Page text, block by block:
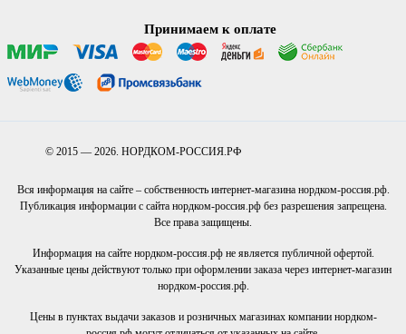
Принимаем к оплате
© 2015 — 2026. НОРДКОМ-РОССИЯ.РФ
Вся информация на сайте – собственность интернет-магазина нордком-россия.рф.
Публикация информации с сайта нордком-россия.рф без разрешения запрещена.
Все права защищены.
Информация на сайте нордком-россия.рф не является публичной офертой.
Указанные цены действуют только при оформлении заказа через интернет-магазин
нордком-россия.рф.
Цены в пунктах выдачи заказов и розничных магазинах компании нордком-